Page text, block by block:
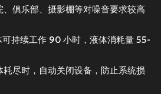
、俱乐部、摄影棚等对噪音要求较高
持续工作 90 小时 ，液体消耗量 55-
耗尽时，自动关闭设备，防止系统损